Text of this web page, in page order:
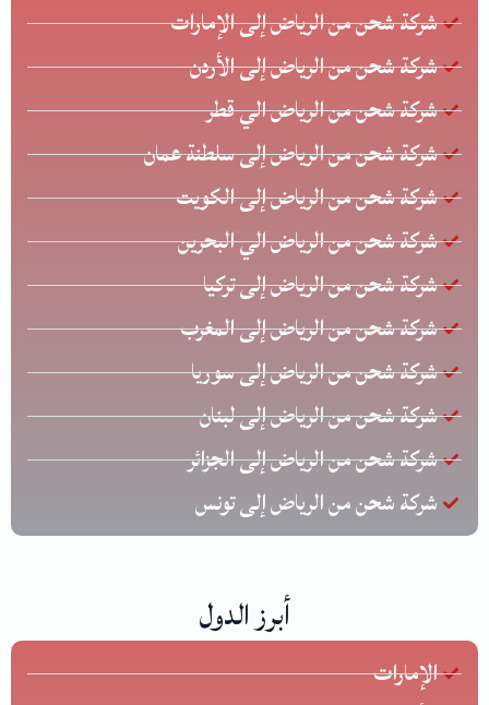
شركة شحن من الرياض إلى الإمارات
شركة شحن من الرياض إلى الأردن
شركة شحن من الرياض الي قطر
شركة شحن من الرياض إلى سلطنة عمان
شركة شحن من الرياض إلى الكويت
شركة شحن من الرياض الي البحرين
شركة شحن من الرياض إلى تركيا
شركة شحن من الرياض إلى المغرب
شركة شحن من الرياض إلى سوريا
شركة شحن من الرياض إلى لبنان
شركة شحن من الرياض إلى الجزائر
شركة شحن من الرياض إلى تونس
أبرز الدول
الإمارات